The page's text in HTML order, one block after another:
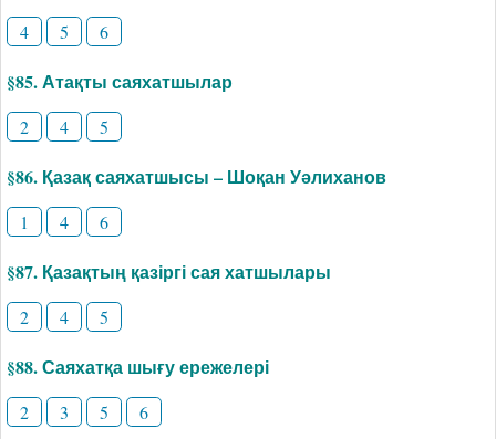
4 5 6
§85. Атақты саяхатшылар
2 4 5
§86. Қазақ саяхатшысы – Шоқан Уәлиханов
1 4 6
§87. Қазақтың қазіргі сая хатшылары
2 4 5
§88. Саяхатқа шығу ережелері
2 3 5 6